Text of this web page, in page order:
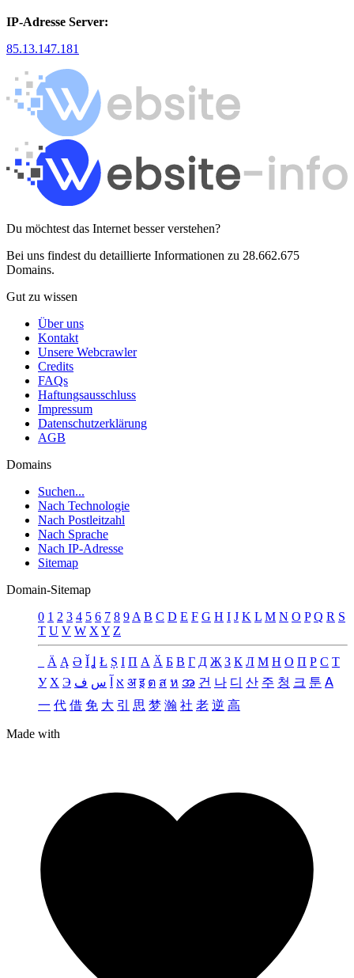
IP-Adresse Server:
85.13.147.181
Du möchtest das Internet besser verstehen?
Bei uns findest du detaillierte Informationen zu 28.662.675
Domains.
Gut zu wissen
Über uns
Kontakt
Unsere Webcrawler
Credits
FAQs
Haftungsausschluss
Impressum
Datenschutzerklärung
AGB
Domains
Suchen...
Nach Technologie
Nach Postleitzahl
Nach Sprache
Nach IP-Adresse
Sitemap
Domain-Sitemap
0 1 2 3 4 5 6 7 8 9 A B C D E F G H I J K L M N O P Q R S
T U V W X Y Z
Ä Ą Ə Ǐ Ʝ Ł Ș Ι Π А Ӑ Б В Г Д Җ З К Л М Н О П Р С Т
У Х Э א س ف अ इ ต ส ห အ 건 나 디 산 주 청 크 툰 ꓮ
一 代 借 免 大 引 思 梦 瀚 社 老 逆 高
Made with